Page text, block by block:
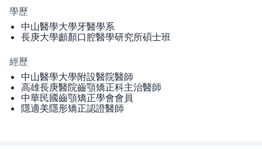
學歷
中山醫學大學牙醫學系
長庚大學顱顏口腔醫學研究所碩士班
經歷
中山醫學大學附設醫院醫師
高雄長庚醫院齒顎矯正科主治醫師
中華民國齒顎矯正學會會員
隱適美隱形矯正認證醫師